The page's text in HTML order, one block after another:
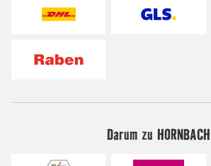
Darum zu HORNBACH